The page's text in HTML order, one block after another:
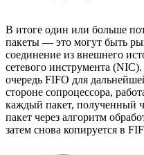
В итоге один или больше
пакеты — это могут быть
соединение из внешнего
сетевого инструмента
очередь FIFO для
стороне сопроцессора,
каждый пакет, полученный
пакет через алгоритм
затем снова копируется в